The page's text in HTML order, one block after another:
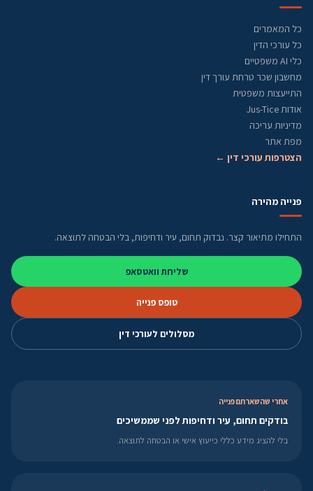
כל המאמרים
כל עורכי הדין
כלי AI משפטיים
מחשבון שכר טרחת עורך דין
התייעצות משפטית
אודות Jus-Tice
מדיניות עריכה
מפת אתר
הצטרפות עורכי דין ←
פנייה מהירה
התחילו מתיאור קצר. נבדוק תחום, עיר ודחיפות, בלי הבטחה לתוצאה.
שליחת וואטסאפ
טופס פנייה
מסלולים לעורכי דין
אחרי שהשארתם פנייה
בודקים תחום, עיר ודחיפות לפני שממשיכים
בלי להציג מידע כללי כייעוץ אישי או הבטחה לתוצאה.